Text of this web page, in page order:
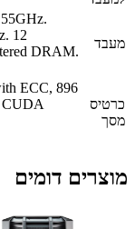
3.55GHz.
4.4GHz. 12
Registered DRAM.
with ECC, 896
NVIDIA CUDA
דומים